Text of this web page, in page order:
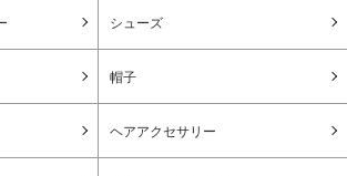
シューズ
帽子
ヘアアクセサリー